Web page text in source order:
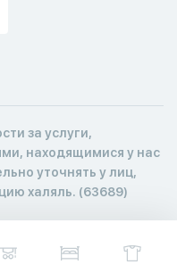
за услуги,
находящимися у нас
уточнять у лиц,
халяль. (63689)